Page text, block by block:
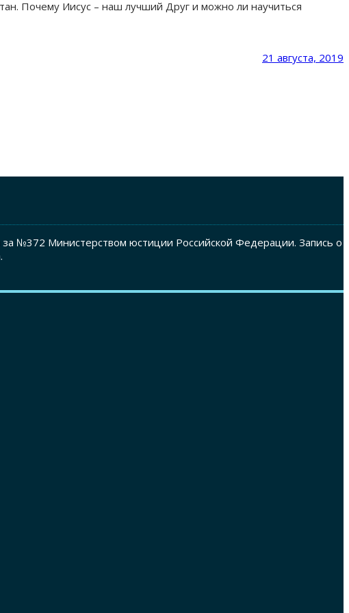
Почему Иисус – наш лучший Друг и можно ли научиться
21 августа, 2019
№372 Министерством юстиции Российской Федерации. Запись о